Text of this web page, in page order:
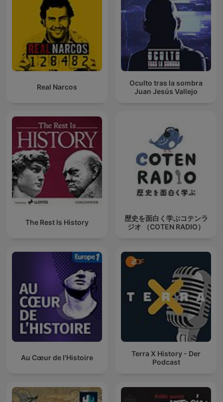
Real Narcos
Oculto tras la sombra
Juan Jesús Vallejo
The Rest Is History
歴史を面白く学ぶコテンラ
ジオ （COTEN RADIO）
Au Cœur de l'Histoire
Terra X History - Der
Podcast